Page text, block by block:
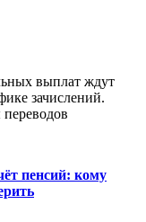
выплат ждут
зачислений.
пенсий: кому